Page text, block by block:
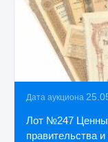
Дата аукциона
Лот №247
правительства